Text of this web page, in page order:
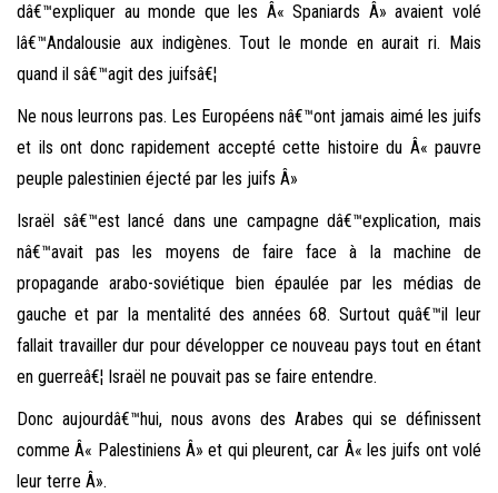
dâ€™expliquer au monde que les Â« Spaniards Â» avaient volé
lâ€™Andalousie aux indigènes. Tout le monde en aurait ri. Mais
quand il sâ€™agit des juifsâ€¦
Ne nous leurrons pas. Les Européens nâ€™ont jamais aimé les juifs
et ils ont donc rapidement accepté cette histoire du Â« pauvre
peuple palestinien éjecté par les juifs Â»
Israël sâ€™est lancé dans une campagne dâ€™explication, mais
nâ€™avait pas les moyens de faire face à la machine de
propagande arabo-soviétique bien épaulée par les médias de
gauche et par la mentalité des années 68. Surtout quâ€™il leur
fallait travailler dur pour développer ce nouveau pays tout en étant
en guerreâ€¦ Israël ne pouvait pas se faire entendre.
Donc aujourdâ€™hui, nous avons des Arabes qui se définissent
comme Â« Palestiniens Â» et qui pleurent, car Â« les juifs ont volé
leur terre Â».